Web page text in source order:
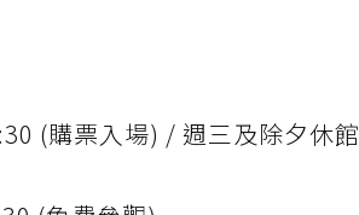
(購票入場) / 週三及除夕休館